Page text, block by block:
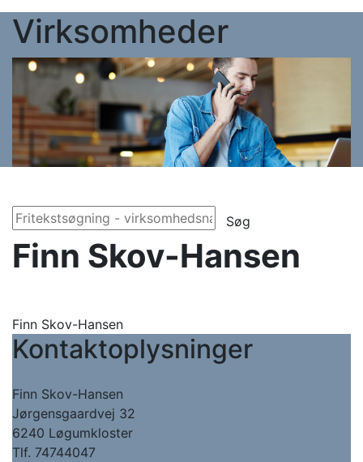
Virksomheder
Søg
Finn Skov-Hansen
Finn Skov-Hansen
Kontaktoplysninger
Finn Skov-Hansen
Jørgensgaardvej 32
6240 Løgumkloster
Tlf. 74744047